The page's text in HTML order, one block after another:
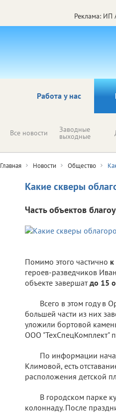
Реклама: ИП
Работа у нас
Все новости Заводные
выходные
Главная Новости Общество
Какие скверы
Часть объектов
Помимо этого частично к
героев-разведчиков
объекте завершатдо 15
Всего в этом году в
большей части из них
уложили бортовой
ООО "ТехСпецКомплект"
По информации
Климовой, есть
расположения детской
В городском парке
колоннаду. После